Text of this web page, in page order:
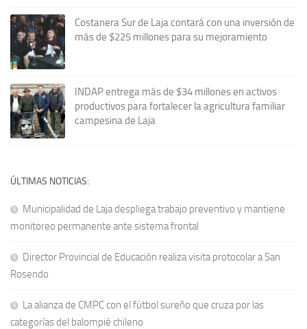
Costanera Sur de Laja contará con una inversión de
más de $225 millones para su mejoramiento
INDAP entrega más de $34 millones en activos
productivos para fortalecer la agricultura familiar
campesina de Laja
ÚLTIMAS NOTICIAS:
Municipalidad de Laja despliega trabajo preventivo y mantiene
monitoreo permanente ante sistema frontal
Director Provincial de Educación realiza visita protocolar a San
Rosendo
La alianza de CMPC con el fútbol sureño que cruza por las
categorías del balompié chileno